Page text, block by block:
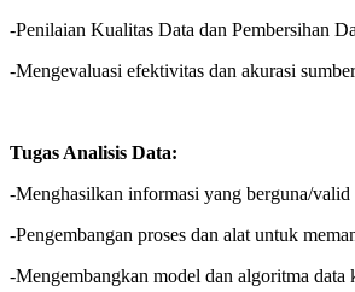
-Penilaian Kualitas Data dan Pembersihan
-Mengevaluasi efektivitas dan akurasi
Tugas Analisis Data:
-Menghasilkan informasi yang berguna/
-Pengembangan proses dan alat untuk
-Mengembangkan model dan algoritma data